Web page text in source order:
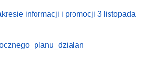
informacji i promocji 3 listopada